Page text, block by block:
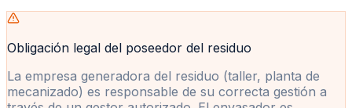
Obligación legal del poseedor del residuo
La empresa generadora del residuo (taller, planta de
mecanizado) es responsable de su correcta gestión a